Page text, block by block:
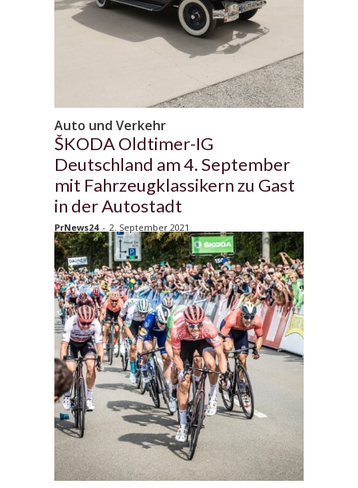
Auto und Verkehr
ŠKODA Oldtimer-IG
Deutschland am 4. September
mit Fahrzeugklassikern zu Gast
in der Autostadt
PrNews24 - 2. September 2021